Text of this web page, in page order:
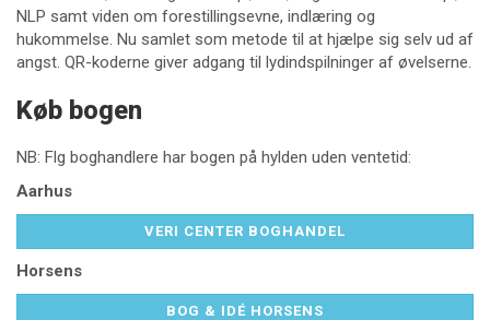
NLP samt viden om forestillingsevne, indlæring og
hukommelse. Nu samlet som metode til at hjælpe sig selv ud af
angst. QR-koderne giver adgang til lydindspilninger af øvelserne.
Køb bogen
NB: Flg boghandlere har bogen på hylden uden ventetid:
Aarhus
VERI CENTER BOGHANDEL
Horsens
BOG & IDÉ HORSENS